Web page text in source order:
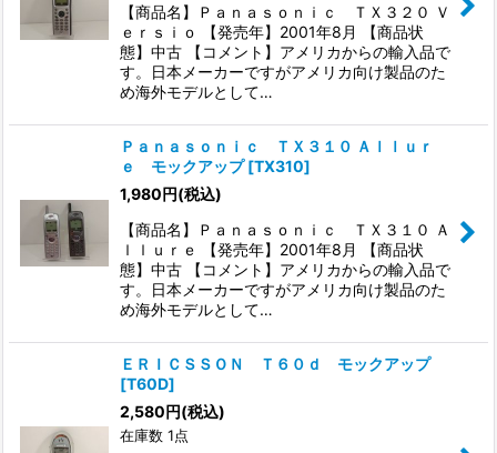
【商品名】Ｐａｎａｓｏｎｉｃ ＴＸ３２０ Ｖ
ｅｒｓｉｏ 【発売年】2001年8月 【商品状
態】中古 【コメント】アメリカからの輸入品で
す。日本メーカーですがアメリカ向け製品のた
め海外モデルとして…
Ｐａｎａｓｏｎｉｃ ＴＸ３１０ Ａｌｌｕｒ
ｅ モックアップ [TX310]
1,980円(税込)
【商品名】Ｐａｎａｓｏｎｉｃ ＴＸ３１０ Ａ
ｌｌｕｒｅ 【発売年】2001年8月 【商品状
態】中古 【コメント】アメリカからの輸入品で
す。日本メーカーですがアメリカ向け製品のた
め海外モデルとして…
ＥＲＩＣＳＳＯＮ Ｔ６０ｄ モックアップ
[T60D]
2,580円(税込)
在庫数 1点